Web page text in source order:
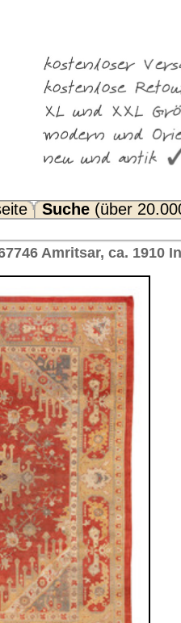
Noch Fragen? FAQ...
Auflösung